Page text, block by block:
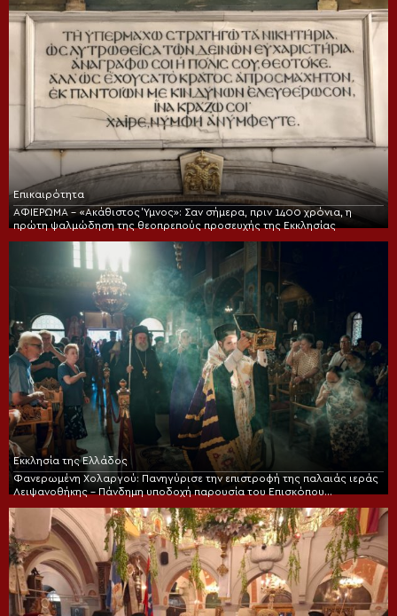
Επικαιρότητα
ΑΦΙΕΡΩΜΑ – «Ακάθιστος Ύμνος»: Σαν σήμερα, πριν 1400 χρόνια, η
πρώτη ψαλμώδηση της θεοπρεπούς προσευχής της Εκκλησίας
Εκκλησία της Ελλάδος
Φανερωμένη Χολαργού: Πανηγύρισε την επιστροφή της παλαιάς ιεράς
Λειψανοθήκης – Πάνδημη υποδοχή παρουσία του Επισκόπου